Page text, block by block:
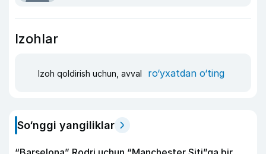
Izohlar
Izoh qoldirish uchun, avval ro‘yxatdan o‘ting
So‘nggi yangiliklar